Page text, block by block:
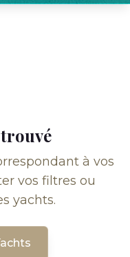
à vos
vos filtres ou
yachts.